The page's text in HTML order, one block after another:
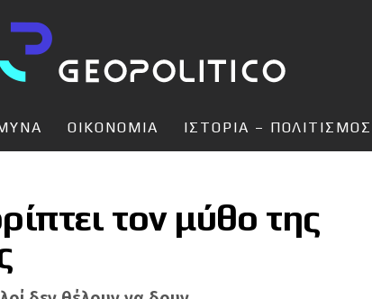
ΟΙΚΟΝΟΜΙΑ ΙΣΤΟΡΙΑ – ΠΟΛΙΤΙΣΜΟΣ
τον μύθο της